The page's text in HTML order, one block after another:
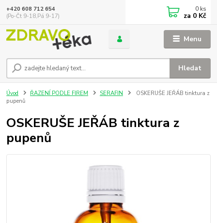
Menu
Hledat
+420 608 712 654
(Po-Čt 9-18,Pá 9-17)
0 ks
za 0 Kč
Úvod ŘAZENÍ PODLE FIREM SERAFIN
OSKERUŠE JEŘÁB tinktura z
pupenů
OSKERUŠE JEŘÁB tinktura z
pupenů